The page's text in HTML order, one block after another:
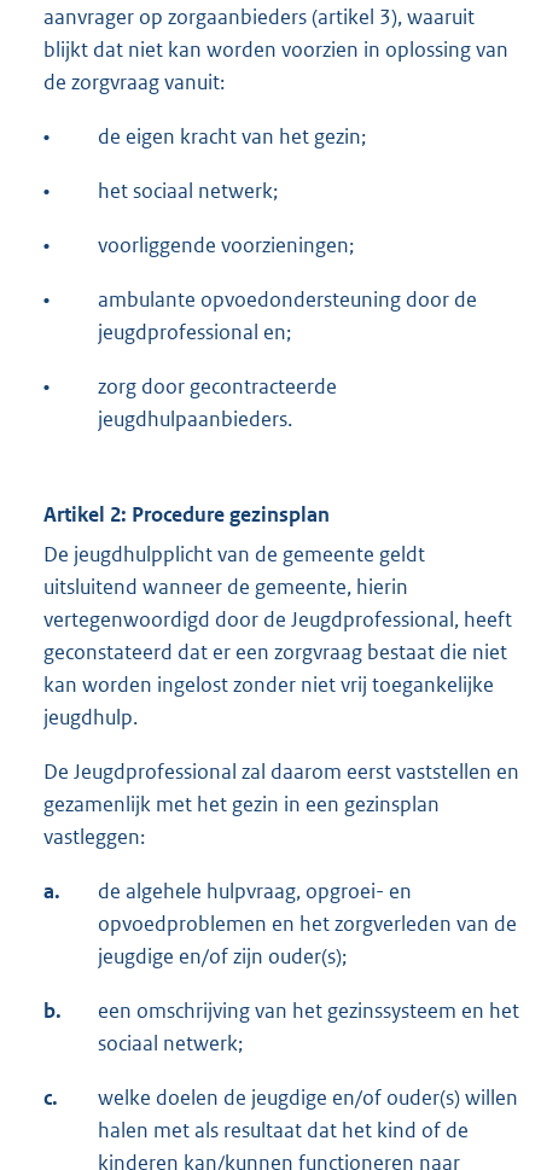
aanvrager op zorgaanbieders (artikel 3), waaruit
blijkt dat niet kan worden voorzien in oplossing van
de zorgvraag vanuit:
• de eigen kracht van het gezin;
• het sociaal netwerk;
• voorliggende voorzieningen;
•
ambulante opvoedondersteuning door de
jeugdprofessional en;
•
zorg door gecontracteerde
jeugdhulpaanbieders.
Artikel 2: Procedure gezinsplan
De jeugdhulpplicht van de gemeente geldt
uitsluitend wanneer de gemeente, hierin
vertegenwoordigd door de Jeugdprofessional, heeft
geconstateerd dat er een zorgvraag bestaat die niet
kan worden ingelost zonder niet vrij toegankelijke
jeugdhulp.
De Jeugdprofessional zal daarom eerst vaststellen en
gezamenlijk met het gezin in een gezinsplan
vastleggen:
a.
de algehele hulpvraag, opgroei- en
opvoedproblemen en het zorgverleden van de
jeugdige en/of zijn ouder(s);
b.
een omschrijving van het gezinssysteem en het
sociaal netwerk;
c.
welke doelen de jeugdige en/of ouder(s) willen
halen met als resultaat dat het kind of de
kinderen kan/kunnen functioneren naar